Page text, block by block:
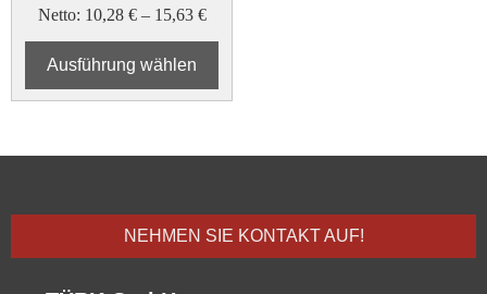
Netto: 10,28 € – 15,63 €
Ausführung wählen
NEHMEN SIE KONTAKT AUF!